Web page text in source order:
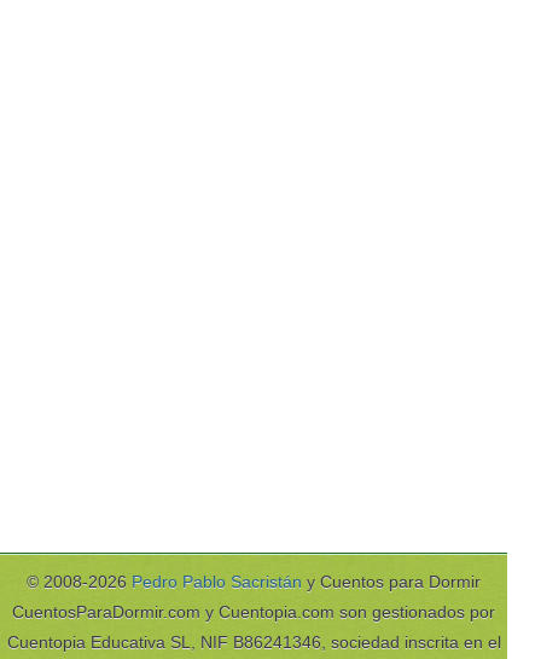
© 2008-2026 Pedro Pablo Sacristán y Cuentos para Dormir
CuentosParaDormir.com y Cuentopia.com son gestionados por
Cuentopia Educativa SL, NIF B86241346, sociedad inscrita en el